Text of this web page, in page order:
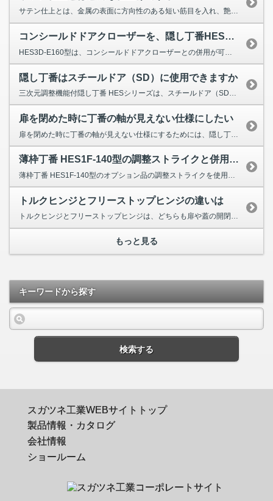
サテン仕上とは、金属の表面に方向性のある短い筋目を入れ、艶消し面にする仕上げです。 絹（サテン）の布地に質感が似...
コンシールドドアクローザーを、隠し丁番HESシリーズと併用したい
HES3D-E160型は、コンシールドドアクローザーとの併用が可能です。 ※弊社ではコンシールドドアクローザーの...
隠し丁番はスチールドア（SD）に使用できますか
三次元調整機能付隠し丁番 HESシリーズは、スチールドア（SD）用の専用ブラケットがあります。 また、金属製扉...
扉を閉めた時に丁番の軸が見えない仕様にしたい
薄枠丁番 HES1F-140型の調整ストライクと併用可能なレバーハンドルが知りたい
薄枠丁番 HES1F-140型のオプション品の調整ストライクを使用する場合、併用するレバーハンドル（ケースロック）...
トルクヒンジとフリーストップヒンジの違いは
トルクヒンジとフリーストップヒンジは、どちらも扉や蓋の開閉位置を任意の角度で保持する蝶番です。 弊社では...
もっと見る
キーワードから探す
検索する
スガツネ工業WEBサイトトップ
製品情報・カタログ
会社情報
ショールーム